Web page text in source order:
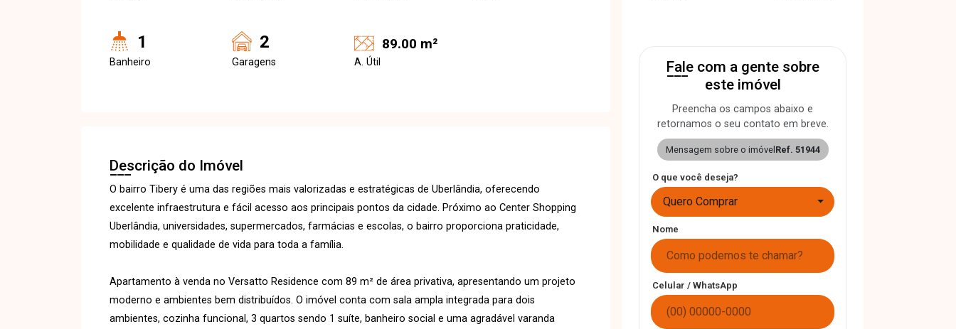
1
Banheiro
2
Garagens
89.00 m²
A. Útil
Descrição do Imóvel
O bairro Tibery é uma das regiões mais valorizadas e estratégicas de Uberlândia, oferecendo
excelente infraestrutura e fácil acesso aos principais pontos da cidade. Próximo ao Center Shopping
Uberlândia, universidades, supermercados, farmácias e escolas, o bairro proporciona praticidade,
mobilidade e qualidade de vida para toda a família.
Apartamento à venda no Versatto Residence com 89 m² de área privativa, apresentando um projeto
moderno e ambientes bem distribuídos. O imóvel conta com sala ampla integrada para dois
ambientes, cozinha funcional, 3 quartos sendo 1 suíte, banheiro social e uma agradável varanda
Fale com a gente sobre
este imóvel
Preencha os campos abaixo e
retornamos o seu contato em breve.
Mensagem sobre o imóvel Ref. 51944
O que você deseja?
Quero Comprar
Nome
Celular / WhatsApp